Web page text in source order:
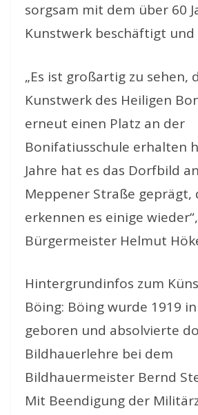
sorgsam mit dem über 60
Kunstwerk beschäftigt
„Es ist großartig zu sehen,
Kunstwerk des Heiligen
erneut einen Platz an der
Bonifatiusschule erhalten
Jahre hat es das Dorfbild
Meppener Straße geprägt,
erkennen es einige
Bürgermeister Helmut
Hintergrundinfos zum
Böing: Böing wurde 1919
geboren und absolvierte
Bildhauerlehre bei dem
Bildhauermeister Bernd
Mit Beendigung der